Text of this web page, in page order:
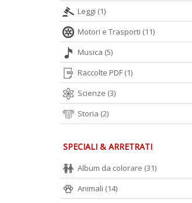
CULT DOSSIER N.2
Dello Zodiaco
ANIME CULT SPECIALE N.6
Leggi (1)
Motori e Trasporti (11)
Musica (5)
Raccolte PDF (1)
Scienze (3)
Storia (2)
SPECIALI & ARRETRATI
Album da colorare (31)
Animali (14)